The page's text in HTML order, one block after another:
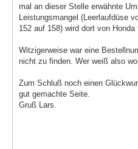
mal an dieser Stelle erwähnte
Leistungsmangel (Leerlaufdüse
152 auf 158) wird dort von
Witzigerweise war eine
nicht zu finden. Wer weiß also
Zum Schluß noch einen
gut gemachte Seite.
Gruß Lars.